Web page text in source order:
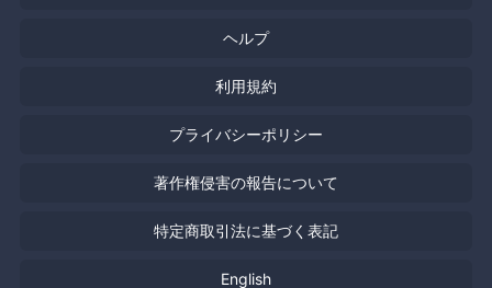
ヘルプ
利用規約
プライバシーポリシー
著作権侵害の報告について
特定商取引法に基づく表記
English